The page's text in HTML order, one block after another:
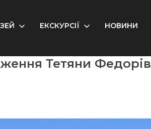
ЕКСКУРСІЇ НОВИНИ
Тетяни Федорів